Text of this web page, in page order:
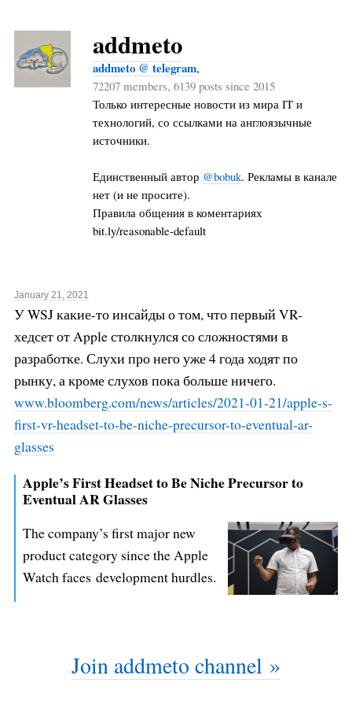
addmeto
addmeto @ telegram,
72207 members, 6139 posts since 2015
Только интересные новости из мира IT и
технологий, со ссылками на англоязычные
источники.
Единственный автор @bobuk. Рекламы в канале
нет (и не просите).
Правила общения в коментариях
bit.ly/reasonable-default
January 21, 2021
У WSJ какие-то инсайды о том, что первый VR-
хедсет от Apple столкнулся со сложностями в
разработке. Слухи про него уже 4 года ходят по
рынку, а кроме слухов пока больше ничего.
www.bloomberg.com/news/articles/2021-01-21/apple-s-
first-vr-headset-to-be-niche-precursor-to-eventual-ar-
glasses
Apple’s First Headset to Be Niche Precursor to
Eventual AR Glasses
The company’s first major new
product category since the Apple
Watch faces development hurdles.
Join addmeto channel »